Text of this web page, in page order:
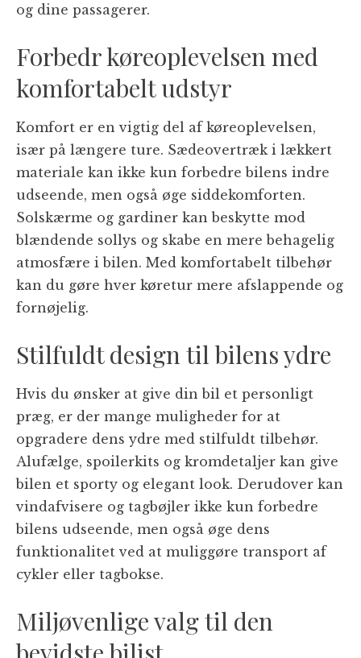
og dine passagerer.
Forbedr køreoplevelsen med
komfortabelt udstyr
Komfort er en vigtig del af køreoplevelsen,
især på længere ture. Sædeovertræk i lækkert
materiale kan ikke kun forbedre bilens indre
udseende, men også øge siddekomforten.
Solskærme og gardiner kan beskytte mod
blændende sollys og skabe en mere behagelig
atmosfære i bilen. Med komfortabelt tilbehør
kan du gøre hver køretur mere afslappende og
fornøjelig.
Stilfuldt design til bilens ydre
Hvis du ønsker at give din bil et personligt
præg, er der mange muligheder for at
opgradere dens ydre med stilfuldt tilbehør.
Alufælge, spoilerkits og kromdetaljer kan give
bilen et sporty og elegant look. Derudover kan
vindafvisere og tagbøjler ikke kun forbedre
bilens udseende, men også øge dens
funktionalitet ved at muliggøre transport af
cykler eller tagbokse.
Miljøvenlige valg til den